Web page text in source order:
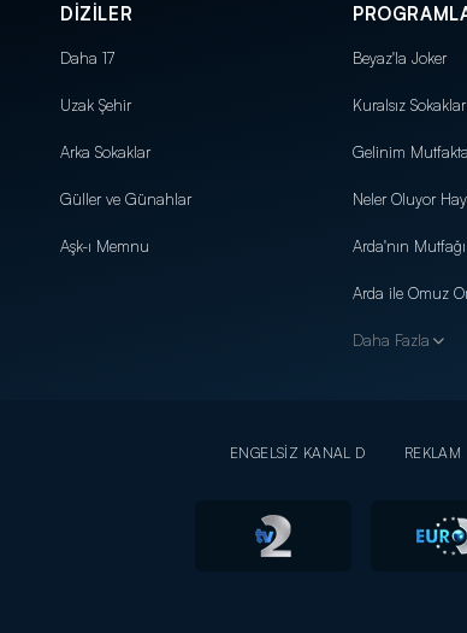
DİZİLER
Daha 17
Uzak Şehir
Arka Sokaklar
Güller ve Günahlar
Aşk-ı Memnu
Beyaz'la Joker
Kuralsız Sokaklar
Gelinim Mutfakta
Neler Oluyor
Arda'nın Mutfağı
Arda ile Omuz
Daha Fazla
ENGELSİZ KANAL D REKLAM